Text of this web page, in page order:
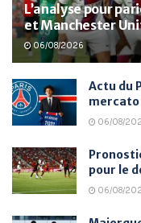
L’analyse pour
et Manchester
06/08/2026
Actu du
mercato
06/08/
pour le
06/08/